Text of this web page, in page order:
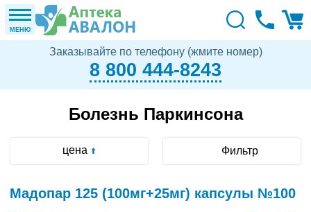
МЕНЮ
Заказывайте по телефону (жмите номер)
8 800 444-8243
Болезнь Паркинсона
цена Фильтр
Мадопар 125 (100мг+25мг) капсулы №100